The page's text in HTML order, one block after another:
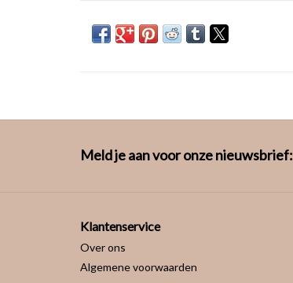
Meld je aan voor onze nieuwsbrief:
Klantenservice
Over ons
Algemene voorwaarden